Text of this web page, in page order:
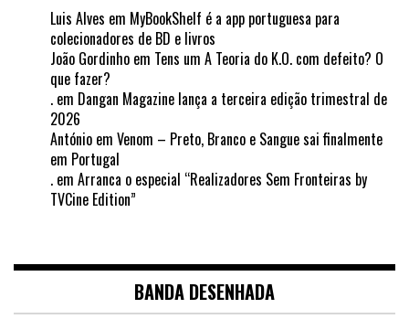
Luis Alves em MyBookShelf é a app portuguesa para
colecionadores de BD e livros
João Gordinho em Tens um A Teoria do K.O. com defeito? O
que fazer?
. em Dangan Magazine lança a terceira edição trimestral de
2026
António em Venom – Preto, Branco e Sangue sai finalmente
em Portugal
. em Arranca o especial “Realizadores Sem Fronteiras by
TVCine Edition”
BANDA DESENHADA